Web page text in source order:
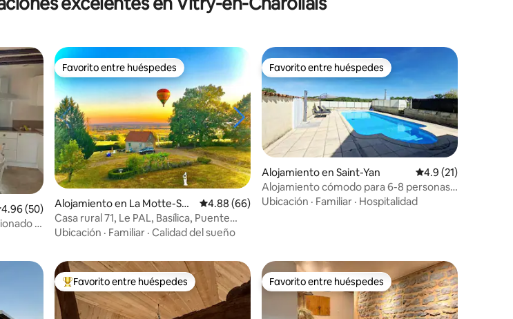
promedio: 4.96 de 5, 50 reseñas
4.96 (50)
a
Favorito entre huéspedes
Favorito entre huéspedes
Alojamiento en La Motte-Sai
nt-Jean
Calificación promedio: 4.88 de 5, 66 reseñas
4.88 (66)
Casa rural 71, Le PAL, Basílica, Puente
Canal
Ubicación · Familiar · Calidad del sueño
Favorito entre huéspedes
Favorito entre huéspedes
Alojamiento en Saint-Yan Calificación
4.9 (21)
Alojamiento cómodo para 6-8 personas
con piscina climatizada
Ubicación · Familiar · Hospitalidad
Favorito entre huéspedes preferido
Favorito entre huéspedes Favorito entre huéspedes
Favorito entre huéspedes